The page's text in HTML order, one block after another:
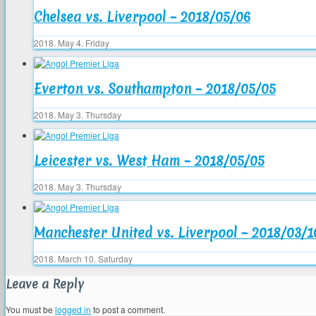
Chelsea vs. Liverpool – 2018/05/06
2018. May 4. Friday
Everton vs. Southampton – 2018/05/05
2018. May 3. Thursday
Leicester vs. West Ham – 2018/05/05
2018. May 3. Thursday
Manchester United vs. Liverpool – 2018/03/
2018. March 10. Saturday
Leave a Reply
You must be logged in to post a comment.